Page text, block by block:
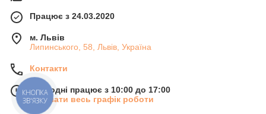
Працює з 24.03.2020
м. Львів
Липинського, 58, Львів, Україна
Контакти
Сьогодні працює з 10:00 до 17:00
Показати весь графік роботи
КНОПКА
ЗВ'ЯЗКУ